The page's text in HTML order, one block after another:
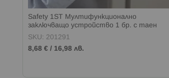
Safety 1ST Мултифункционално
заключващо устройство 1 бр. с таен
бутон
SKU: 201291
8,68 € / 16,98 лв.